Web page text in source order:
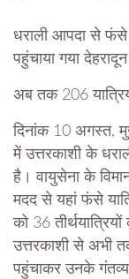
धराली आपदा से फंसे
पहुंचाया गया
अब तक 206
दिनांक 10 अगस्त,
में उत्तरकाशी के
है। वायुसेना के
मदद से यहां फंसे
को 36
उत्तरकाशी से अभी
पहुंचाकर उनके गंतव्य